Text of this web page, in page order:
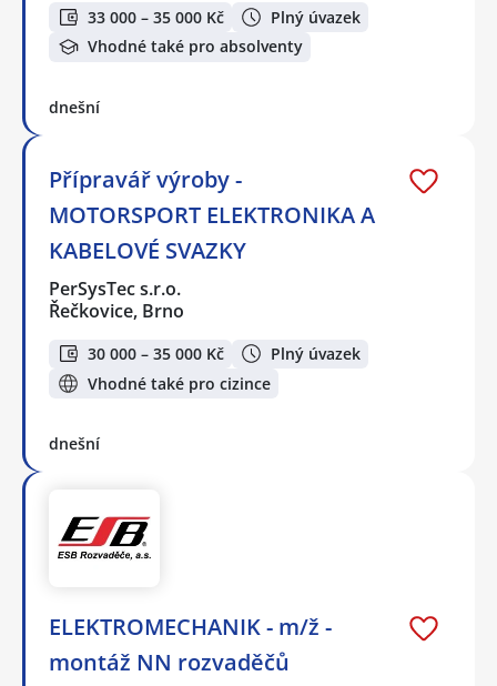
33 000 – 35 000 Kč
Plný úvazek
Vhodné také pro absolventy
dnešní
Přípravář výroby -
MOTORSPORT ELEKTRONIKA A
KABELOVÉ SVAZKY
PerSysTec s.r.o.
Řečkovice, Brno
30 000 – 35 000 Kč
Plný úvazek
Vhodné také pro cizince
dnešní
ELEKTROMECHANIK - m/ž -
montáž NN rozvaděčů